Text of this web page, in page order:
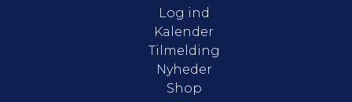
Log ind
Kalender
Tilmelding
Nyheder
Shop